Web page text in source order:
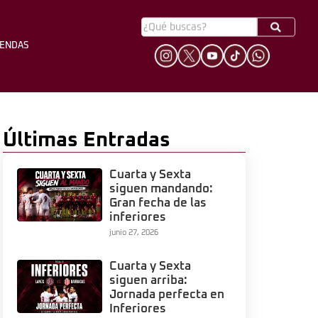
HINCHADA
Últimas Entradas
Cuarta y Sexta
siguen mandando:
Gran fecha de las
inferiores
junio 27, 2026
Cuarta y Sexta
siguen arriba:
Jornada perfecta en
Inferiores